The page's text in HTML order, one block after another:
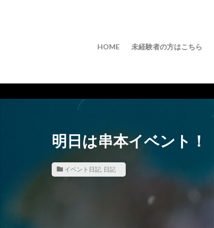
HOME 未経験者の方はこちら
明日は串本イベント！
イベント日記, 日記